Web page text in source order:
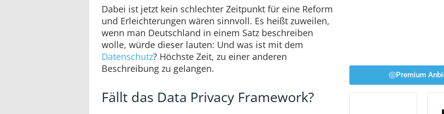
Dabei ist jetzt kein schlechter Zeitpunkt für eine Reform
und Erleichterungen wären sinnvoll. Es heißt zuweilen,
wenn man Deutschland in einem Satz beschreiben
wolle, würde dieser lauten: Und was ist mit dem
Datenschutz? Höchste Zeit, zu einer anderen
Beschreibung zu gelangen.
Fällt das Data Privacy Framework?
Premium